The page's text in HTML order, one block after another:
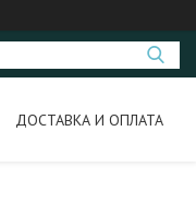
ДОСТАВКА И ОПЛАТА